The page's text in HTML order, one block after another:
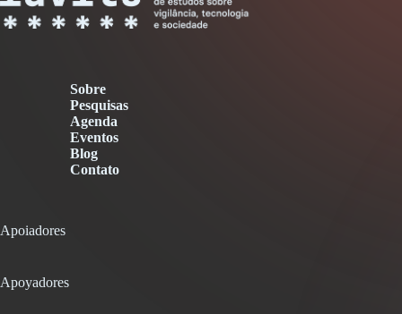
Sobre
Pesquisas
Agenda
Eventos
Blog
Contato
Apoiadores
Apoyadores